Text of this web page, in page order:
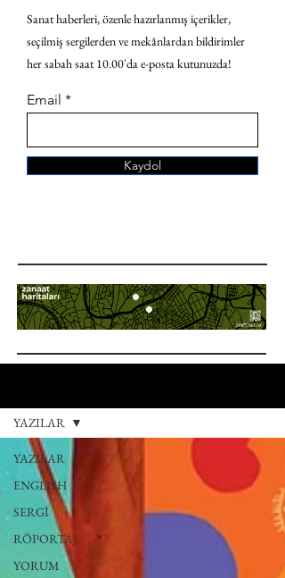
Sanat haberleri, özenle hazırlanmış içerikler,
seçilmiş sergilerden ve mekânlardan bildirimler
her sabah saat 10.00'da e-posta kutunuzda!
Email
Kaydol
YAZILAR
ENGLISH
SERGİ
RÖPORTAJ
YORUM
YAZILAR